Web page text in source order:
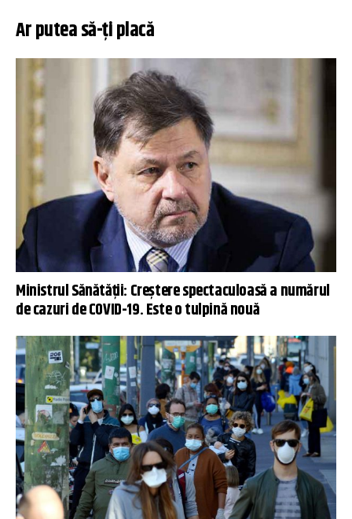
Ar putea să-ți placă
Ministrul Sănătății: Creștere spectaculoasă a numărul
de cazuri de COVID-19. Este o tulpină nouă